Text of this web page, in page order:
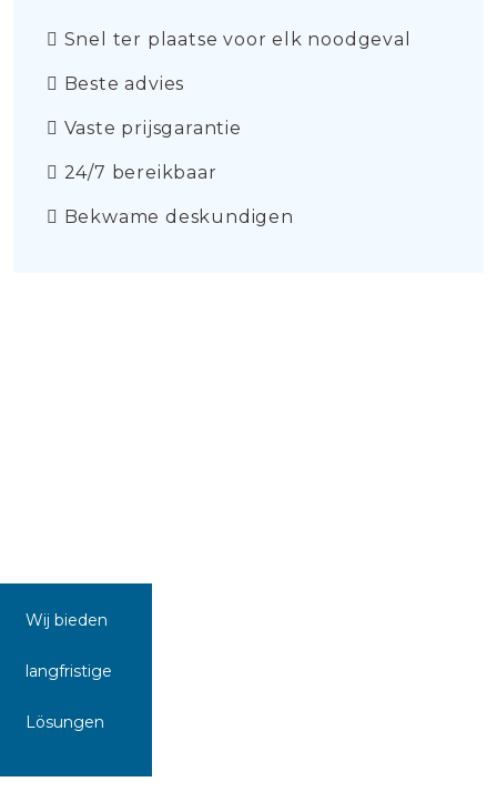
Snel ter plaatse voor elk noodgeval
Beste advies
Vaste prijsgarantie
24/7 bereikbaar
Bekwame deskundigen
Wij bieden
langfristige
Lösungen